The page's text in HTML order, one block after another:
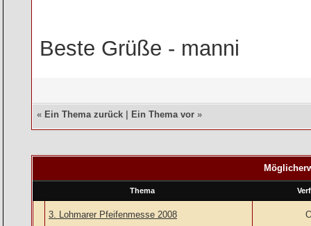
Beste Grüße - manni
« Ein Thema zurück Ein Thema vor »
Thema
3. Lohmarer Pfeifenmesse 2008